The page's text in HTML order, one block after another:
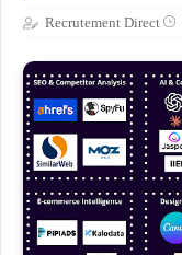
Recrutement Direct